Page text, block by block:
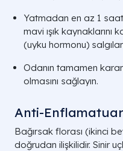
Yatmadan en az 1
mavi ışık
(uyku hormonu)
Odanın tamamen
olmasını sağlayın.
Anti-
Bağırsak florası (ikinci
doğrudan ilişkilidir. Sinir